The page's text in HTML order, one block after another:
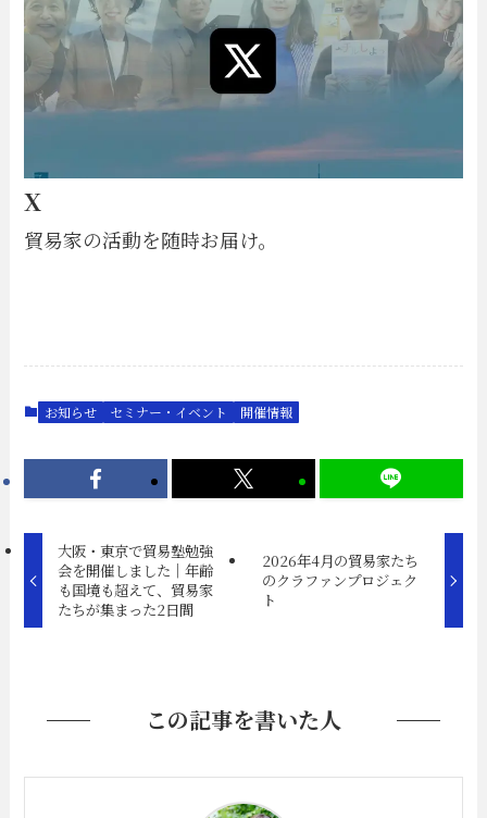
X
貿易家の活動を随時お届け。
お知らせ セミナー・イベント 開催情報
大阪・東京で貿易塾勉強
会を開催しました｜年齢
も国境も超えて、貿易家
たちが集まった2日間
2026年4月の貿易家たち
のクラファンプロジェク
ト
この記事を書いた人